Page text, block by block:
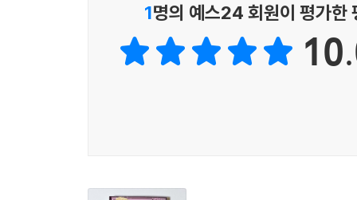
1명의 예스24 회원이 평가한